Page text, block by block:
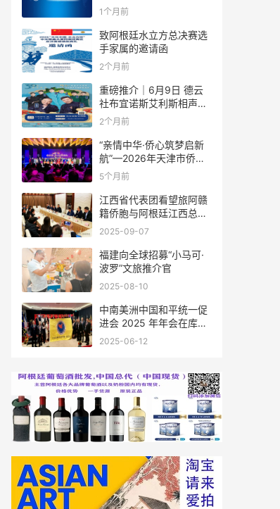
举行
1个月前
致阿根廷水立方总决赛选
手家属的邀请函
2个月前
重磅推介｜6月9日 德云
社布宜诺斯艾利斯相声专
场！国风曲艺邂逅南美风
结！
2个月前
“亲情中华·侨心筑梦启新
航”—2026年天津市侨界
新春联谊活动成功举办
5个月前
江西省代表团看望旅阿赣
籍侨胞与阿根廷江西总商
会座谈
2025-09-07
福建向全球招募“小马可·
波罗”文旅推介官
2025-08-10
中南美洲中国和平统一促
进会 2025 年年会在库拉
索圆满举行，共绘反“独”
2025-06-12